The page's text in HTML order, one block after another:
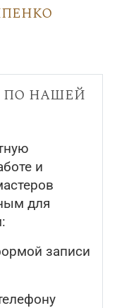
по нашей
и
для
записи